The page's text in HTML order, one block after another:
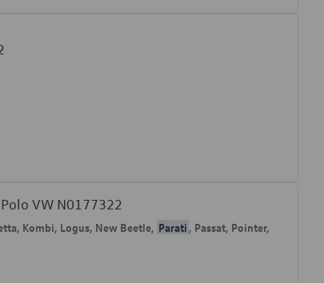
VW N0177322
Kombi, Logus, New Beetle, Parati , Passat, Pointer,